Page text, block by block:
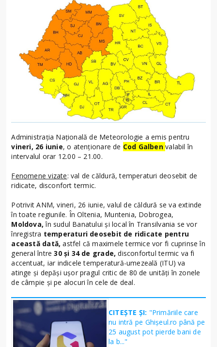
Administrația Națională de Meteorologie a emis pentru
vineri, 26 iunie, o atenționare de Cod Galbenvalabil în
intervalul orar 12.00 – 21.00.
Fenomene vizate: val de căldură, temperaturi deosebit de
ridicate, disconfort termic.
Potrivit ANM, vineri, 26 iunie, valul de căldură se va extinde
în toate regiunile. În Oltenia, Muntenia, Dobrogea,
Moldova, în sudul Banatului și local în Transilvania se vor
înregistra temperaturi deosebit de ridicate pentru
această dată,astfel că maximele termice vor fi cuprinse în
general între30 și 34 de grade,disconfortul termic va fi
accentuat, iar indicele temperatură-umezeală (ITU) va
atinge și depăși ușor pragul critic de 80 de unități în zonele
de câmpie și pe alocuri în cele de deal.
CITEȘTE ȘI: "Primăriile care
nu intră pe Ghişeul.ro până pe
25 august pot pierde bani de
la b..."